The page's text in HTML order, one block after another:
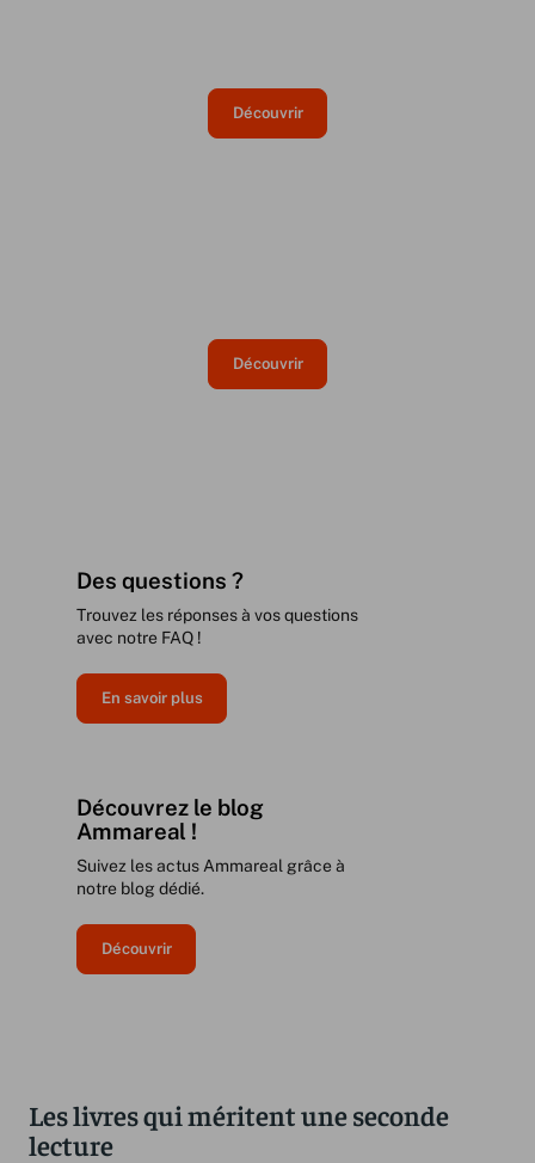
Découvrir
Découvrir
Des questions ?
Trouvez les réponses à vos questions
avec notre FAQ !
En savoir plus
Découvrez le blog
Ammareal !
Suivez les actus Ammareal grâce à
notre blog dédié.
Découvrir
Les livres qui méritent une seconde
lecture